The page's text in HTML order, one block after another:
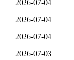
2026-07-04
2026-07-04
2026-07-04
2026-07-03